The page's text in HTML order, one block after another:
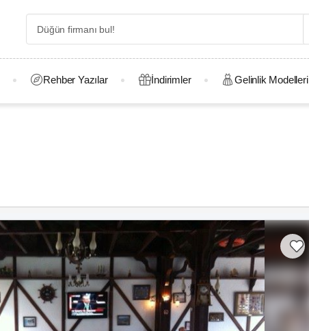
Rehber Yazılar İndirimler Gelinlik Modelleri